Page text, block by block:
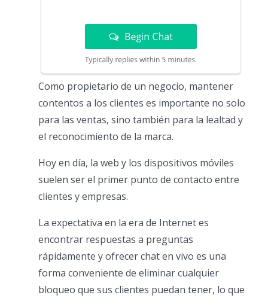
Como propietario de un negocio, mantener
contentos a los clientes es importante no solo
para las ventas, sino también para la lealtad y
el reconocimiento de la marca.
Hoy en día, la web y los dispositivos móviles
suelen ser el primer punto de contacto entre
clientes y empresas.
La expectativa en la era de Internet es
encontrar respuestas a preguntas
rápidamente y ofrecer chat en vivo es una
forma conveniente de eliminar cualquier
bloqueo que sus clientes puedan tener, lo que